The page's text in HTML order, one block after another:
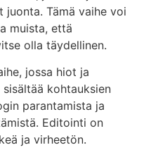
Tämä vaihe voi
muista, että
olla täydellinen.
jossa hiot ja
kohtauksien
parantamista ja
Editointi on
ja virheetön.